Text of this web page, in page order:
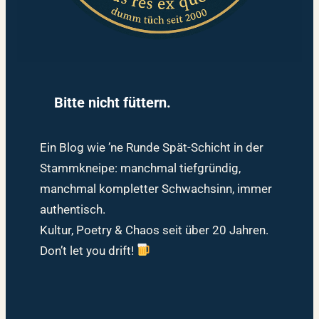
Bitte nicht füttern.
Ein Blog wie ’ne Runde Spät-Schicht in der
Stammkneipe: manchmal tiefgründig,
manchmal kompletter Schwachsinn, immer
authentisch.
Kultur, Poetry & Chaos seit über 20 Jahren.
Don’t let you drift!